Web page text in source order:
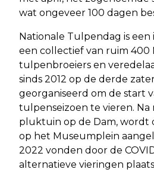
wat ongeveer 100 dagen
Nationale Tulpendag is een
een collectief van ruim 400
tulpenbroeiers en
sinds 2012 op de derde
georganiseerd om de start
tulpenseizoen te vieren. Na
pluktuin op de Dam,
op het Museumplein
2022 vonden door de
alternatieve vieringen